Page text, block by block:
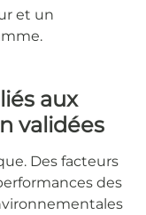
et un
aux
validées
Des facteurs
des